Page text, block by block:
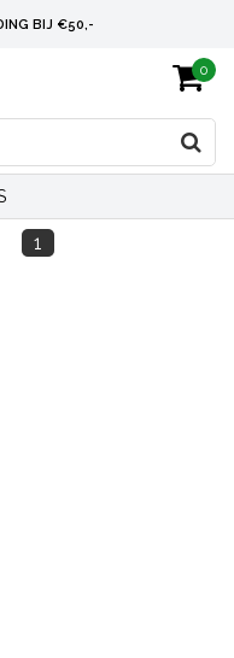
BIJ €50,-
BIJ € 75
AB € 75
0
1